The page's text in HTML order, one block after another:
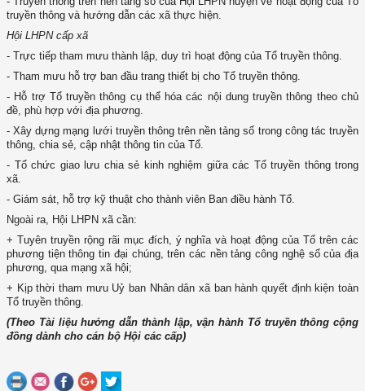
truyền thông và hướng dẫn các xã thực hiện.
Hội LHPN cấp xã
- Trực tiếp tham mưu thành lập, duy trì hoạt động của Tổ truyền thông.
- Tham mưu hỗ trợ ban đầu trang thiết bị cho Tổ truyền thông.
- Hỗ trợ Tổ truyền thông cụ thể hóa các nội dung truyền thông theo chủ
đề, phù hợp với địa phương.
- Xây dựng mạng lưới truyền thông trên nền tảng số trong công tác truyền
thông, chia sẻ, cập nhật thông tin của Tổ.
- Tổ chức giao lưu chia sẻ kinh nghiệm giữa các Tổ truyền thông trong
xã.
- Giám sát, hỗ trợ kỹ thuật cho thành viên Ban điều hành Tổ.
Ngoài ra, Hội LHPN xã cần:
+ Tuyên truyền rộng rãi mục đích, ý nghĩa và hoạt động của Tổ trên các
phương tiện thông tin đại chúng, trên các nền tảng công nghệ số của địa
phương, qua mạng xã hội;
+ Kịp thời tham mưu Uỷ ban Nhân dân xã ban hành quyết định kiện toàn
Tổ truyền thông.
(Theo Tài liệu hướng dẫn thành lập, vận hành Tổ truyền thông cộng
đồng dành cho cán bộ Hội các cấp)